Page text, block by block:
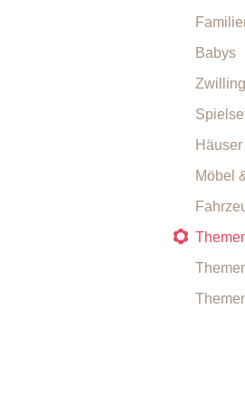
Babys
Häuser
Möbel